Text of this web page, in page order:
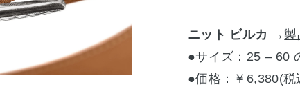
ニット ビルカ → 製
●サイズ：25 – 60
●価格：￥6,380(税